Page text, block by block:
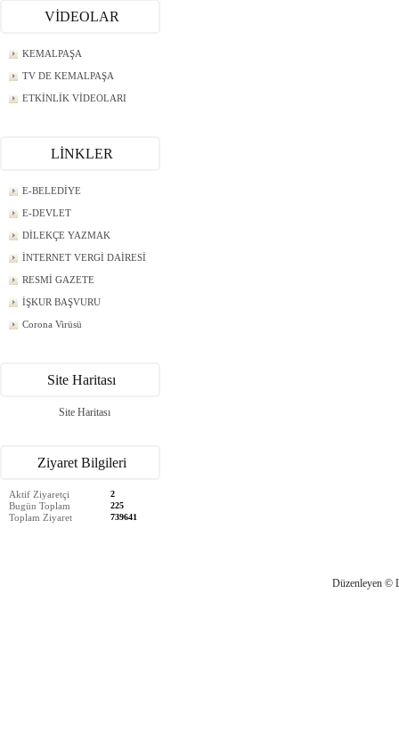
VİDEOLAR
KEMALPAŞA
TV DE KEMALPAŞA
ETKİNLİK VİDEOLARI
LİNKLER
E-BELEDİYE
E-DEVLET
DİLEKÇE YAZMAK
İNTERNET VERGİ DAİRESİ
RESMİ GAZETE
İŞKUR BAŞVURU
Corona Virüsü
Site Haritası
Site Haritası
Ziyaret Bilgileri
Aktif Ziyaretçi 2
Bugün Toplam 225
Toplam Ziyaret 739641
Düzenleyen ©